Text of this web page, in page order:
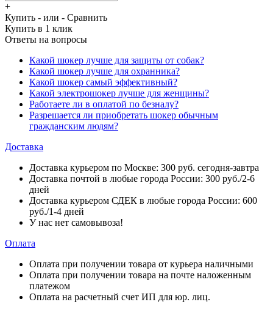
+
Купить - или - Сравнить
Купить в 1 клик
Ответы на вопросы
Какой шокер лучше для защиты от собак?
Какой шокер лучше для охранника?
Какой шокер самый эффективный?
Какой электрошокер лучше для женщины?
Работаете ли в оплатой по безналу?
Разрешается ли приобретать шокер обычным
гражданским людям?
Доставка
Доставка курьером по Москве: 300 руб. сегодня-завтра
Доставка почтой в любые города России: 300 руб./2-6
дней
Доставка курьером СДЕК в любые города России: 600
руб./1-4 дней
У нас нет самовывоза!
Оплата
Оплата при получении товара от курьера наличными
Оплата при получении товара на почте наложенным
платежом
Оплата на расчетный счет ИП для юр. лиц.